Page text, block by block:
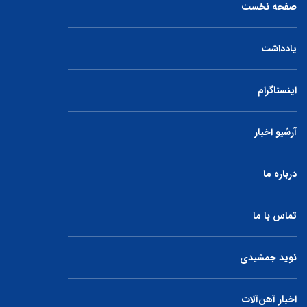
صفحه نخست
یادداشت
اینستاگرام
آرشیو اخبار
درباره ما
تماس با ما
نوید جمشیدی
اخبار آهن‌آلات